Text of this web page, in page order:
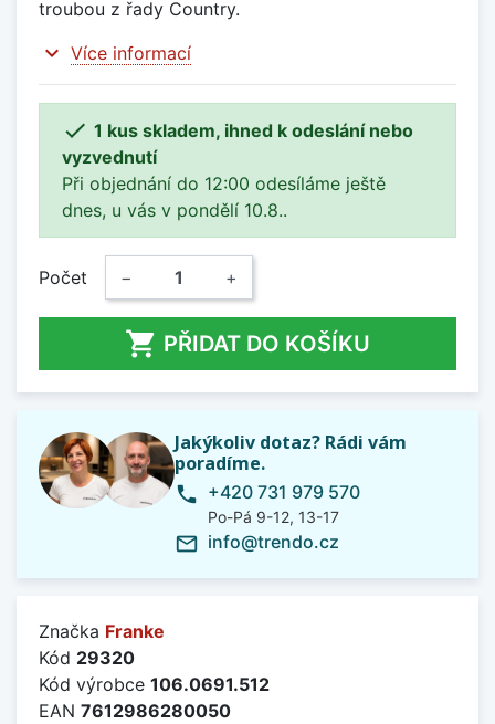
troubou z řady Country.
expand_more Více informací
 1 kus skladem, ihned k odeslání nebo
vyzvednutí
Při objednání do 12:00 odesíláme ještě
dnes, u vás v pondělí 10.8..
Počet − +
 PŘIDAT DO KOŠÍKU
Jakýkoliv dotaz? Rádi vám
poradíme.
phone +420 731 979 570
Po-Pá 9-12, 13-17
mail_outline info@trendo.cz
Značka Franke
Kód 29320
Kód výrobce 106.0691.512
EAN 7612986280050